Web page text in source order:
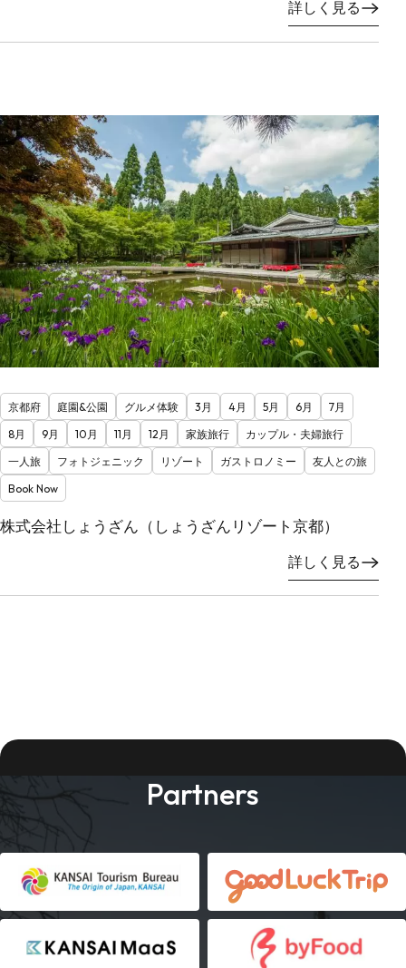
詳しく見る
京都府 庭園&公園 グルメ体験 3月 4月 5月 6月
7月
8月
9月 10月 11月 12月 家族旅行
カップル・夫婦旅行
一人旅
フォトジェニック リゾート ガストロノミー
友人との旅
Book Now
株式会社しょうざん（しょうざんリゾート京都）
詳しく見る
Partners